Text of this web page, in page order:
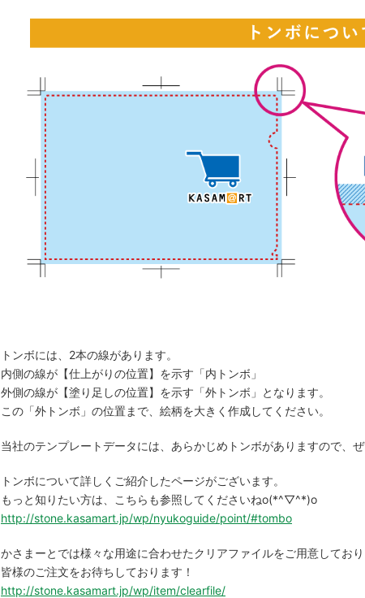
トンボには、2本の線があります。
内側の線が【仕上がりの位置】を示す「内トンボ」
外側の線が【塗り足しの位置】を示す「外トンボ」となります。
この「外トンボ」の位置まで、絵柄を大きく作成してください。
当社のテンプレートデータには、あらかじめトンボがありますので、
トンボについて詳しくご紹介したページがございます。
もっと知りたい方は、こちらも参照してくださいねo(*^▽^*)o
http://stone.kasamart.jp/wp/nyukoguide/point/#tombo
かさまーとでは様々な用途に合わせたクリアファイルをご用意してお
皆様のご注文をお待ちしております！
http://stone.kasamart.jp/wp/item/clearfile/